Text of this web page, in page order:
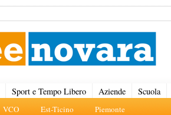
VCO Est-Ticino Piemonte
Sport e Tempo Libero Aziende Scuola